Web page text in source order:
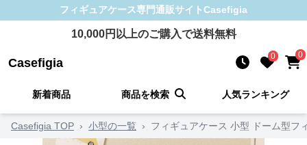
フィギュアケース専門通販サイトCasefigia
10,000円以上のご購入で送料無料
Casefigia 0 0
新着商品 商品を検索 人気ランキング
Casefigia TOP › 小型の一覧 › フィギュアケース 小型 ドーム型フ